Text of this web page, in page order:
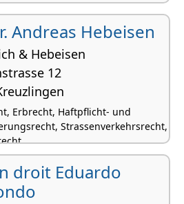
Andreas Hebeisen
& Hebeisen
12
Erbrecht, Haftpflicht- und
Strassenverkehrsrecht,
droit Eduardo